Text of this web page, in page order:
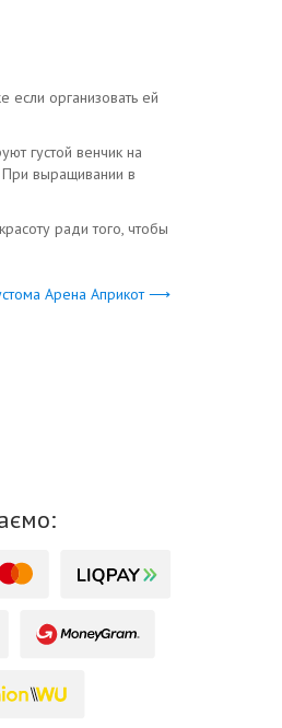
организовать ей
густой венчик на
При выращивании в
ради того, чтобы
Арена Априкот ⟶